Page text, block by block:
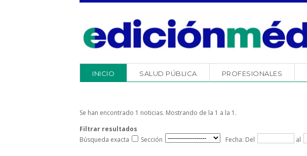
INICIO SALUD PÚBLICA PROFESIONALES
Se han encontrado 1 noticias. Mostrando de la 1 a la 1.
Filtrar resultados
Búsqueda exacta
Sección Fecha: Del al